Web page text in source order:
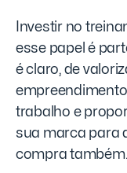
Investir no
esse papel é
é claro, de
trabalho e
sua marca para
compra também.